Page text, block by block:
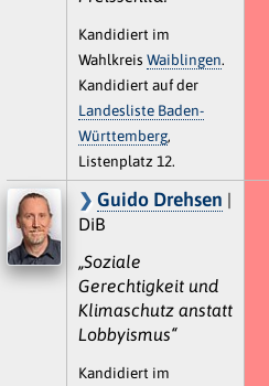
Kandidiert im
Wahlkreis Waiblingen.
Kandidiert auf der
Landesliste Baden-
Württemberg,
Listenplatz 12.
Guido Drehsen |
DiB
„Soziale
Gerechtigkeit und
Klimaschutz anstatt
Lobbyismus“
Kandidiert im